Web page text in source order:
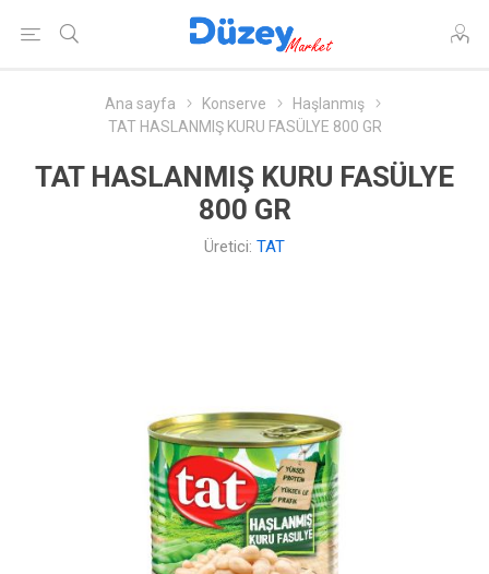
Ana sayfa Konserve
Haşlanmış
TAT HASLANMIŞ KURU FASÜLYE 800 GR
TAT HASLANMIŞ KURU FASÜLYE
800 GR
Üretici: TAT